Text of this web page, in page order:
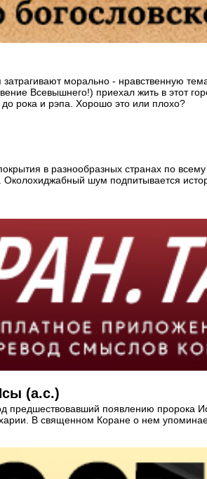
морально - нравственную
Всевышнего!) приехал жить в этот
рока и рэпа. Хорошо это или плохо?
в разнообразных странах по
шум подпитывается
(а.с.)
предшествовавший появлению
В священном Коране о нем